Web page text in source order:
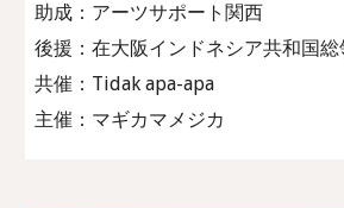
助成：アーツサポート関西
後援：在大阪インドネシア共和国
共催：Tidak apa-apa
主催：マギカマメジカ